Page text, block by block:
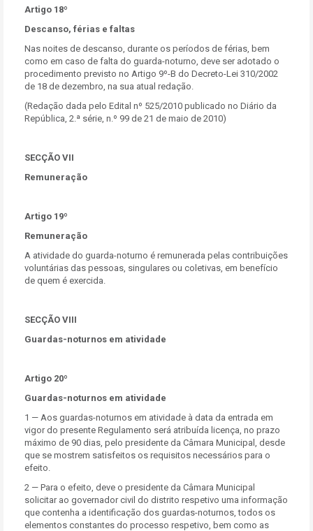
Artigo 18º
Descanso, férias e faltas
Nas noites de descanso, durante os períodos de férias, bem
como em caso de falta do guarda-noturno, deve ser adotado o
procedimento previsto no Artigo 9º-B do Decreto-Lei 310/2002
de 18 de dezembro, na sua atual redação.
(Redação dada pelo Edital nº 525/2010 publicado no Diário da
República, 2.ª série, n.º 99 de 21 de maio de 2010)
SECÇÃO VII
Remuneração
Artigo 19º
Remuneração
A atividade do guarda-noturno é remunerada pelas contribuições
voluntárias das pessoas, singulares ou coletivas, em benefício
de quem é exercida.
SECÇÃO VIII
Guardas-noturnos em atividade
Artigo 20º
Guardas-noturnos em atividade
1 — Aos guardas-noturnos em atividade à data da entrada em
vigor do presente Regulamento será atribuída licença, no prazo
máximo de 90 dias, pelo presidente da Câmara Municipal, desde
que se mostrem satisfeitos os requisitos necessários para o
efeito.
2 — Para o efeito, deve o presidente da Câmara Municipal
solicitar ao governador civil do distrito respetivo uma informação
que contenha a identificação dos guardas-noturnos, todos os
elementos constantes do processo respetivo, bem como as